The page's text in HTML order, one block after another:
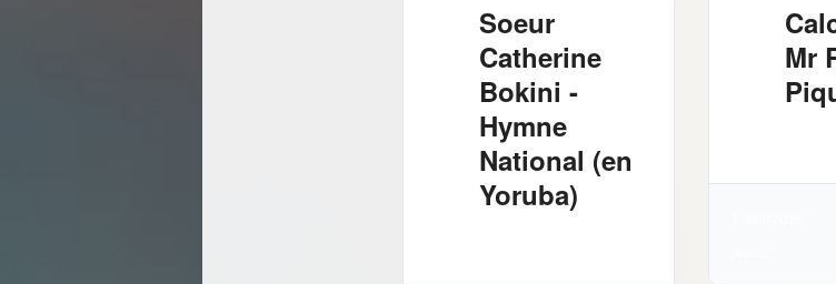
Soeur
Catherine
Bokini -
Hymne
National (en
Yoruba)
Mr